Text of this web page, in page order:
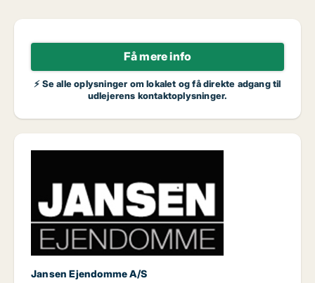
Få mere info
⚡ Se alle oplysninger om lokalet og få direkte adgang til
udlejerens kontaktoplysninger.
Jansen Ejendomme A/S